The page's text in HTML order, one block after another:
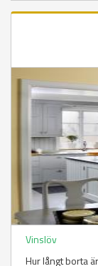
Vinslöv
Hur långt borta